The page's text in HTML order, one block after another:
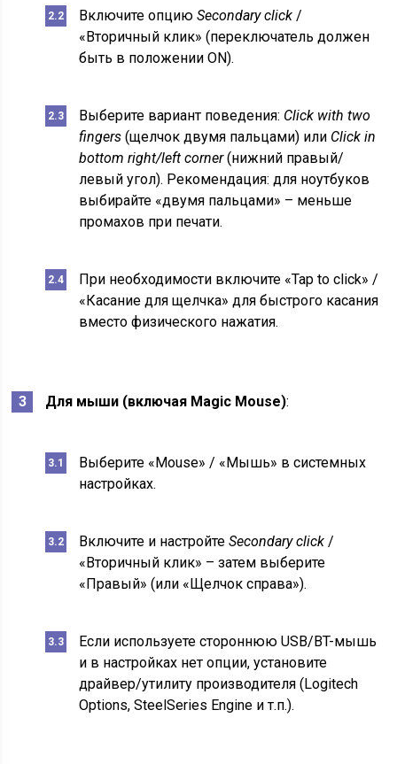
Включите опциюSecondary click /
«Вторичный клик» (переключатель должен
быть в положении ON).
Выберите вариант поведения: Click with two
fingers (щелчок двумя пальцами) или Click in
bottom right/left corner(нижний правый/
левый угол). Рекомендация: для ноутбуков
выбирайте «двумя пальцами» – меньше
промахов при печати.
При необходимости включите «Tap to click» /
«Касание для щелчка» для быстрого касания
вместо физического нажатия.
Для мыши (включая Magic Mouse):
Выберите «Mouse» / «Мышь» в системных
настройках.
Включите и настройтеSecondary click /
«Вторичный клик» – затем выберите
«Правый» (или «Щелчок справа»).
Если используете стороннюю USB/BT-мышь
и в настройках нет опции, установите
драйвер/утилиту производителя (Logitech
Options, SteelSeries Engine и т.п.).